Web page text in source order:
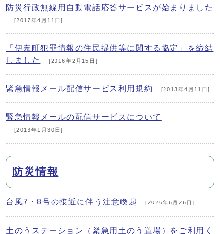
防災行政無線用自動電話応答サービスが始まりました
[2017年4月11日]
「伊奈町犯罪情報の住民提供等に関する協定」を締結
しました
[2016年2月15日]
緊急情報メール配信サービス利用規約 [2013年4月11日]
緊急情報メールの配信サービスについて
[2013年1月30日]
防災情報
台風7・8号の接近に伴う注意喚起 [2026年6月26日]
土のうステーション（緊急用土のう置場）をご利用く